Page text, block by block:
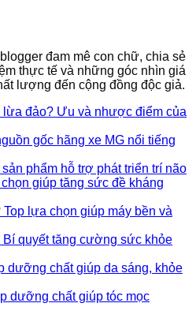
đam mê con chữ, chia sẻ
thực tế và những góc nhìn giá
lượng đến cộng đồng độc giả.
lừa đảo? Ưu và nhược điểm của
gốc hãng xe MG nổi tiếng
phẩm hỗ trợ phát triển trí não
giúp tăng sức đề kháng
lựa chọn giúp máy bền và
Bí quyết tăng cường sức khỏe
dưỡng chất giúp da sáng, khỏe
dưỡng chất giúp tóc mọc